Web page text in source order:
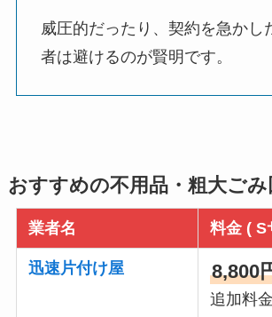
威圧的だったり、契約を急かし
者は避けるのが賢明です。
おすすめの不用品・粗大ごみ
業者名 料金 ( S
迅速片付け屋 8,800
追加料